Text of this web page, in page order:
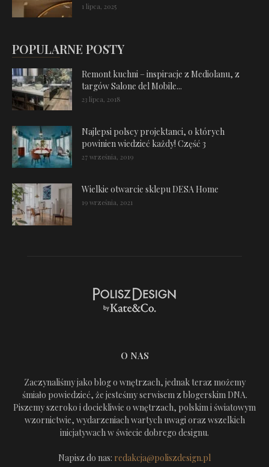
1 lipca, 2025
POPULARNE POSTY
Remont kuchni – inspiracje z Mediolanu, z
targów Salone del Mobile...
23 lipca, 2018
Najlepsi polscy projektanci, o których
powinien wiedzieć każdy! Część 3
27 września, 2019
Wielkie otwarcie sklepu DESA Home
19 września, 2021
O NAS
Zaczynaliśmy jako blog o wnętrzach, jednak teraz możemy
śmiało powiedzieć, że jesteśmy serwisem z blogerskim DNA.
Piszemy szeroko i dociekliwie o wnętrzach, polskim i światowym
wzornictwie, wydarzeniach wartych uwagi oraz wszelkich
inicjatywach w świecie dobrego designu.
Napisz do nas: redakcja@poliszdesign.pl